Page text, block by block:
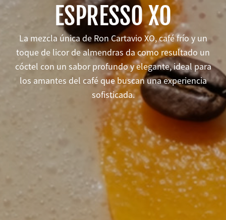
ESPRESSO XO
La mezcla única de Ron Cartavio XO, café frío y un
toque de licor de almendras da como resultado un
cóctel con un sabor profundo y elegante, ideal para
los amantes del café que buscan una experiencia
sofisticada.